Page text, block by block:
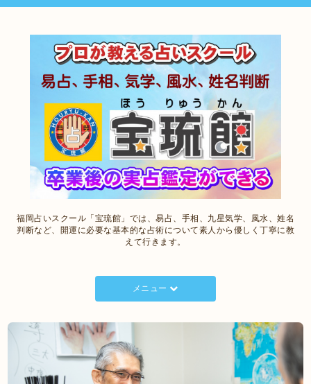
福岡占いスクール「宝琉館」では、易占、手相、九星気学、風水、姓名
判断など、開運に必要な基本的な占術について素人から優しく丁寧に教
えて行きます。
メニュー